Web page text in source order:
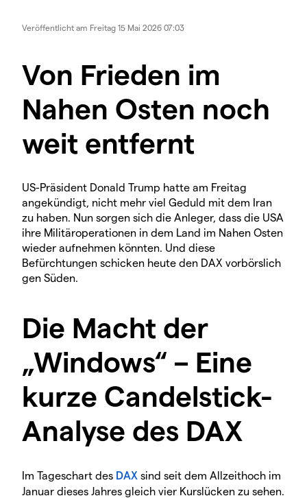
Veröffentlicht am Freitag 15 Mai 2026 07:03
Von Frieden im
Nahen Osten noch
weit entfernt
US-Präsident Donald Trump hatte am Freitag
angekündigt, nicht mehr viel Geduld mit dem Iran
zu haben. Nun sorgen sich die Anleger, dass die USA
ihre Militäroperationen in dem Land im Nahen Osten
wieder aufnehmen könnten. Und diese
Befürchtungen schicken heute den DAX vorbörslich
gen Süden.
Die Macht der
„Windows“ – Eine
kurze Candelstick-
Analyse des DAX
Im Tageschart des DAX sind seit dem Allzeithoch im
Januar dieses Jahres gleich vier Kurslücken zu sehen.